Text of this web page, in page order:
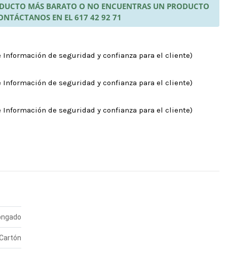
MÁS BARATO O NO ENCUENTRAS UN PRODUCTO
EN EL 617 42 92 71
de seguridad y confianza para el cliente)
de seguridad y confianza para el cliente)
de seguridad y confianza para el cliente)